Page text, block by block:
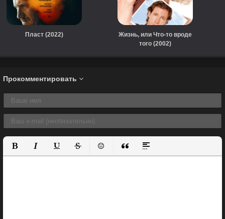
Пласт (2022)
Жизнь, или Что-то вроде
того (2002)
Прокомментировать
Полужирный
КурсивПодчеркнутый
ЗачеркнутыйВставить смайлик
Вставка цитаты
Вставка спойлера